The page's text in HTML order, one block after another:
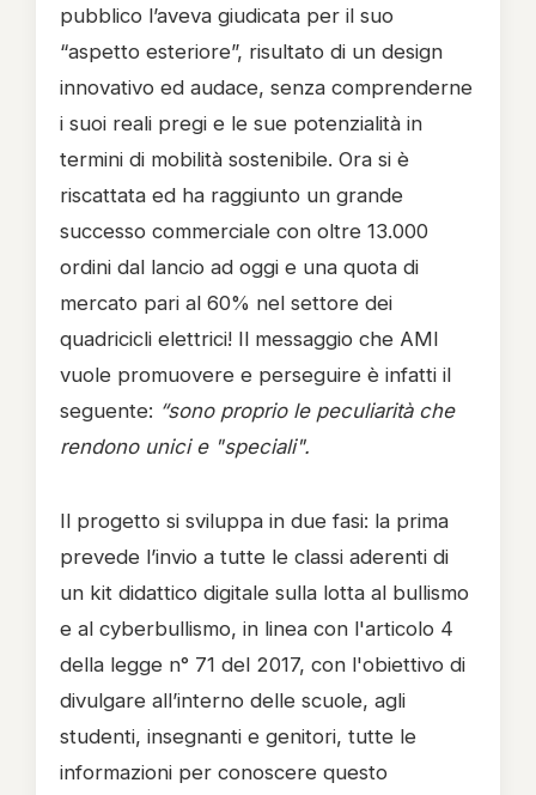
pubblico l’aveva giudicata per il suo
“aspetto esteriore”, risultato di un design
innovativo ed audace, senza comprenderne
i suoi reali pregi e le sue potenzialità in
termini di mobilità sostenibile. Ora si è
riscattata ed ha raggiunto un grande
successo commerciale con oltre 13.000
ordini dal lancio ad oggi e una quota di
mercato pari al 60% nel settore dei
quadricicli elettrici! Il messaggio che AMI
vuole promuovere e perseguire è infatti il
seguente: “sono proprio le peculiarità che
rendono unici e "speciali".
Il progetto si sviluppa in due fasi: la prima
prevede l’invio a tutte le classi aderenti di
un kit didattico digitale sulla lotta al bullismo
e al cyberbullismo, in linea con l'articolo 4
della legge n° 71 del 2017, con l'obiettivo di
divulgare all’interno delle scuole, agli
studenti, insegnanti e genitori, tutte le
informazioni per conoscere questo